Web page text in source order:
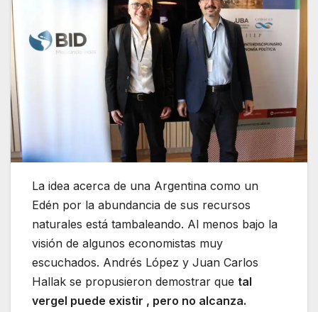
La idea acerca de una Argentina como un
Edén por la abundancia de sus recursos
naturales está tambaleando. Al menos bajo la
visión de algunos economistas muy
escuchados. Andrés López y Juan Carlos
Hallak se propusieron demostrar que tal
vergel puede existir , pero no alcanza.